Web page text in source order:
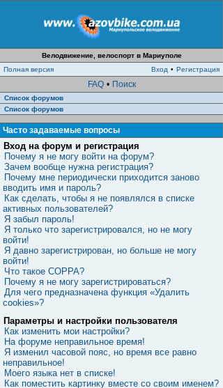
Велодвижение, велоспорт в Мариуполе
Полная версия
Вход • Регистрация
FAQ • Поиск
Список форумов
Список форумов
Часто задаваемые вопросы
Вход на форум и регистрация
Почему я не могу войти на форум?
Зачем вообще нужна регистрация?
Почему мне периодически приходится заново
вводить имя и пароль?
Как сделать, чтобы я не появлялся в списке
активных пользователей?
Я забыл пароль!
Я только что зарегистрировался, но не могу
войти!
Я давно зарегистрирован, но больше не могу
войти!
Что такое COPPA?
Почему я не могу зарегистрироваться?
Для чего предназначена функция «Удалить
cookies»?
Параметры и настройки пользователя
Как изменить мои настройки?
На форуме неправильное время!
Я изменил часовой пояс, но время все равно
неправильное!
Моего языка нет в списке!
Как поместить картинку вместе со своим именем?